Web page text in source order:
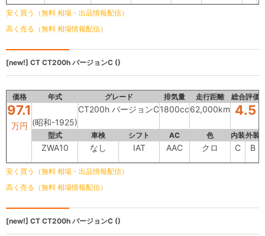
安く買う（無料 相場・出品情報配信）
高く売る（無料 相場情報配信）
[new!] CT CT200h バージョンC ()
価格 年式 グレード 排気量 走行距離 総合評価
97.1
万円 (昭和-1925)
CT200h バージョンC1800cc62,000km 4.5
型式 車検 シフト AC 色 内装外装
ZWA10 なし IAT AAC クロ C B
安く買う（無料 相場・出品情報配信）
高く売る（無料 相場情報配信）
[new!] CT CT200h バージョンC ()